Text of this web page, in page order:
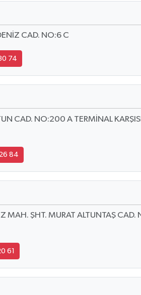
CAD. NO:6 C
74
CAD. NO:200 A TERMİNAL
84
MAH. ŞHT. MURAT ALTUNTAŞ
61